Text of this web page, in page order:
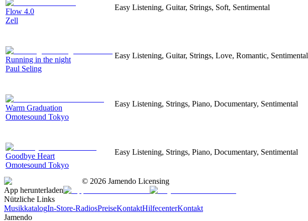
Flow 4.0
Zell
Easy Listening, Guitar, Strings, Soft, Sentimental
Running in the night
Paul Seling
Easy Listening, Guitar, Strings, Love, Romantic, Sentimental
Warm Graduation
Omotesound Tokyo
Easy Listening, Strings, Piano, Documentary, Sentimental
Goodbye Heart
Omotesound Tokyo
Easy Listening, Strings, Piano, Documentary, Sentimental
© 2026 Jamendo Licensing
App herunterladen
Nützliche Links
MusikkatalogIn-Store-RadiosPreiseKontaktHilfecenterKontakt
Jamendo